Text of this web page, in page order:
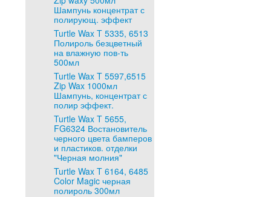
Шампунь концентрат с
полирующ. эффект
Turtle Wax T 5335, 6513
Полироль безцветный
на влажную пов-ть
500мл
Turtle Wax T 5597,6515
Zip Wax 1000мл
Шампунь, концентрат с
полир эффект.
Turtle Wax T 5655,
FG6324 Востановитель
черного цвета бамперов
и пластиков. отделки
"Черная молния"
Turtle Wax T 6164, 6485
Color Magic черная
полироль 300мл